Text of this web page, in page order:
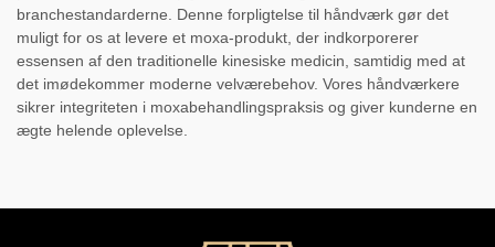
branchestandarderne. Denne forpligtelse til håndværk gør det
muligt for os at levere et moxa-produkt, der indkorporerer
essensen af den traditionelle kinesiske medicin, samtidig med at
det imødekommer moderne velværebehov. Vores håndværkere
sikrer integriteten i moxabehandlingspraksis og giver kunderne en
ægte helende oplevelse.